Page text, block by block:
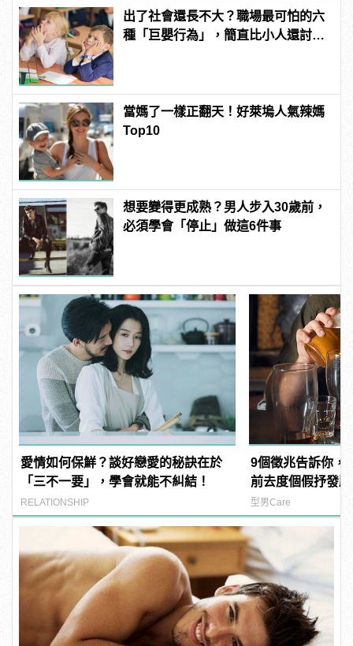
出了社會還長不大？職場最可怕的六
種「巨嬰行為」，簡直比小人還討
當媽了一樣正翻天！好萊塢人氣辣媽
Top10
想要變得更成熟？男人步入30歲前，
必須學會「停止」做這6件事
愛情如何保鮮？談好戀愛的秘訣在於
「三不一要」，學會就能不糾結！
RELATIONSHIP
9個徵兆告訴你，
前去度個假抒發
型男Care